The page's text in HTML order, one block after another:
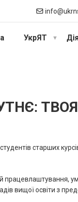
УкрЯТ
ТВОЯ
старших
вищої освіти з